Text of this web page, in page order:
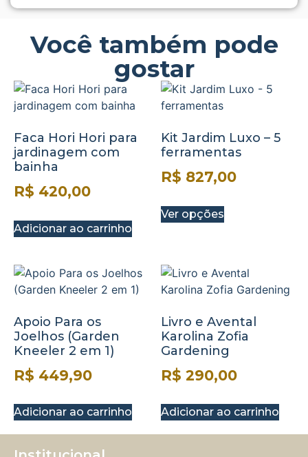
Você também pode
gostar
Faca Hori Hori para
jardinagem com
bainha
R$ 420,00
Adicionar ao carrinho
Kit Jardim Luxo – 5
ferramentas
R$ 827,00
Ver opções
Apoio Para os
Joelhos (Garden
Kneeler 2 em 1)
R$ 449,90
Adicionar ao carrinho
Livro e Avental
Karolina Zofia
Gardening
R$ 290,00
Adicionar ao carrinho